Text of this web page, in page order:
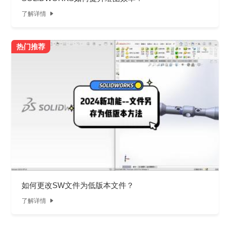
了解详情 
热门推荐
如何更改SW文件为低版本文件？
了解详情 